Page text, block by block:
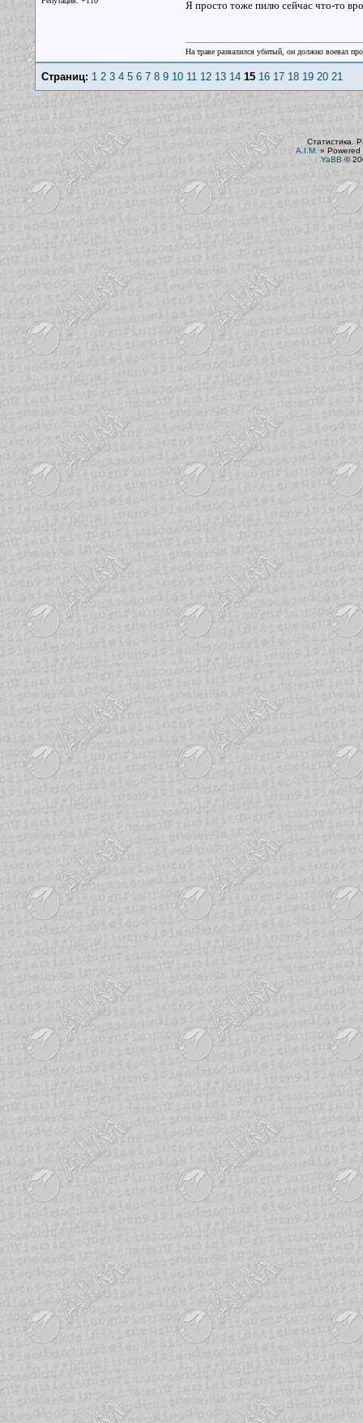
Я просто тоже пилю сейчас что-то
На траве развалился убитый, он должно воевал
Страниц: 1 2 3 4 5 6 7 8 9 10 11 12 13 14 15 16 17 18 19 20 21
Статистика.
A.I.M.» Powered
YaBB ©